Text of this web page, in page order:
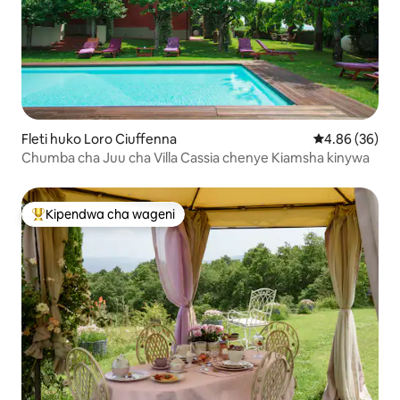
Fleti huko Loro Ciuffenna Ukadiriaji wa
4.86 (36)
Chumba cha Juu cha Villa Cassia chenye Kiamsha kinywa
Kipendwa maarufu cha wageni
Kipendwa cha wageni